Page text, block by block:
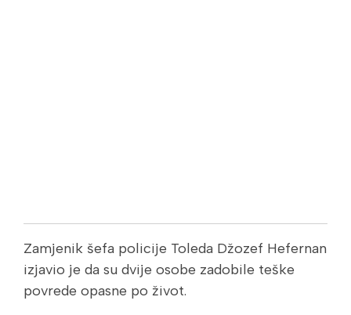
Zamjenik šefa policije Toleda Džozef Hefernan
izjavio je da su dvije osobe zadobile teške
povrede opasne po život.